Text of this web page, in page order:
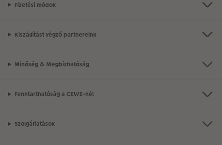
Fizetési módok
Kiszállítást végző partnereink
Minőség & Megbízhatóság
Fenntarthatóság a CEWE-nél
Szolgáltatások